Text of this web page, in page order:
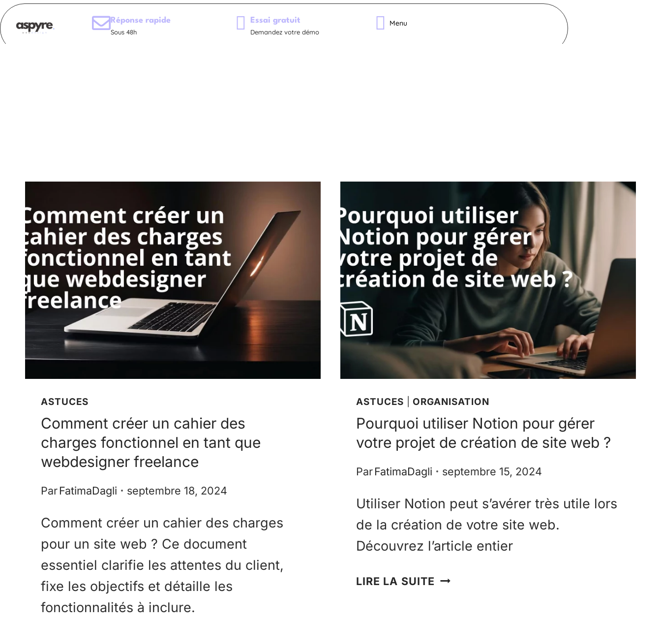
Réponse rapide
Sous 48h
Essai gratuit
Demandez votre démo
Menu
ASTUCES
Comment créer un cahier des
charges fonctionnel en tant que
webdesigner freelance
ParFatimaDagli septembre 18, 2024
Comment créer un cahier des charges
pour un site web ? Ce document
essentiel clarifie les attentes du client,
fixe les objectifs et détaille les
fonctionnalités à inclure.
ASTUCES ORGANISATION
Pourquoi utiliser Notion pour gérer
votre projet de création de site web ?
ParFatimaDagli septembre 15, 2024
Utiliser Notion peut s’avérer très utile lors
de la création de votre site web.
Découvrez l’article entier
LIRE LA SUITE